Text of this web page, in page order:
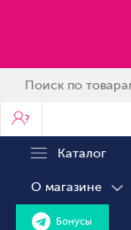
?
Каталог
О магазине
Бонусы